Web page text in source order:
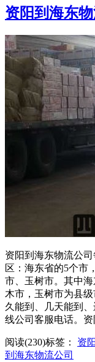
资阳到海东
资阳到海东物流公
区：海东省的5个市
市、玉树市。其中
木市，玉树市为县
久能到、几天能到
线公司客服电话。
阅读(230)标签： 资
到海东物流公司